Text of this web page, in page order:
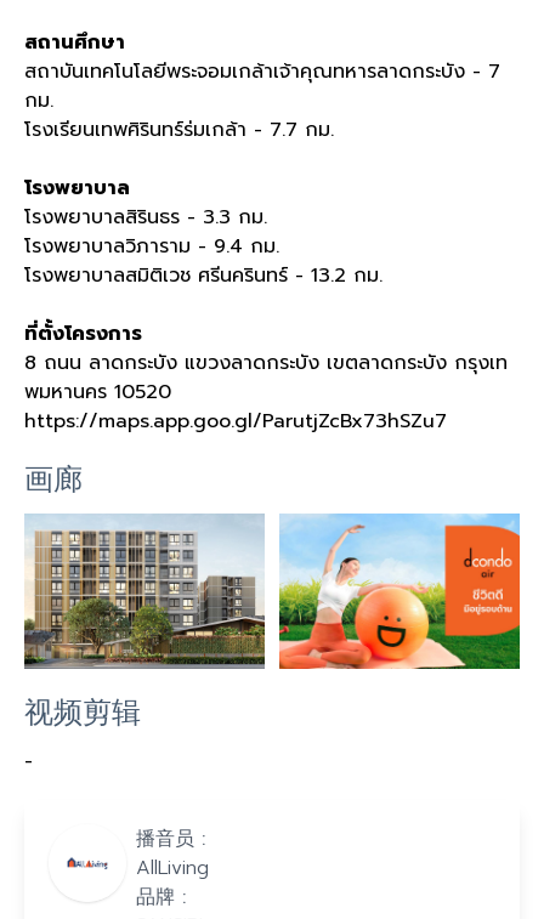
สถานศึกษา
สถาบันเทคโนโลยีพระจอมเกล้าเจ้าคุณทหารลาดกระบัง - 7
กม.
โรงเรียนเทพศิรินทร์ร่มเกล้า - 7.7 กม.
โรงพยาบาล
โรงพยาบาลสิรินธร - 3.3 กม.
โรงพยาบาลวิภาราม - 9.4 กม.
โรงพยาบาลสมิติเวช ศรีนครินทร์ - 13.2 กม.
ที่ตั้งโครงการ
8 ถนน ลาดกระบัง แขวงลาดกระบัง เขตลาดกระบัง กรุงเท
พมหานคร 10520
https://maps.app.goo.gl/ParutjZcBx73hSZu7
画廊
视频剪辑
-
播音员 :
AllLiving
品牌 :